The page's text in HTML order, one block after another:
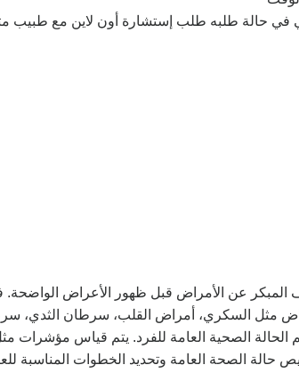
في حالة طلبه طلب إستشارة أون لاين مع
المبكر عن الأمراض قبل ظهور الأعراض
مثل السكري، أمراض القلب، سرطان الثدي،
الحالة الصحية العامة للفرد. يتم قياس مؤشرات
حالة الصحة العامة وتحديد الخطوات المناسبة